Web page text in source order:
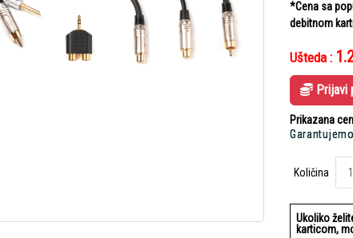
*Cena sa
debitnom
Ušteda :
Prijavi
Prikazana
Količina
Ukoliko
karticom,